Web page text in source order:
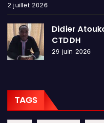
2 juillet 2026
Didier
CTDDH
29 juin 2026
TAGS